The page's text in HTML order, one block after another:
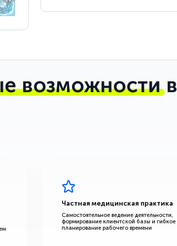
возможностив
Частная медицинская практика
Самостоятельное ведение деятельности,
формирование клиентской базы и гибкое
планирование рабочего времени